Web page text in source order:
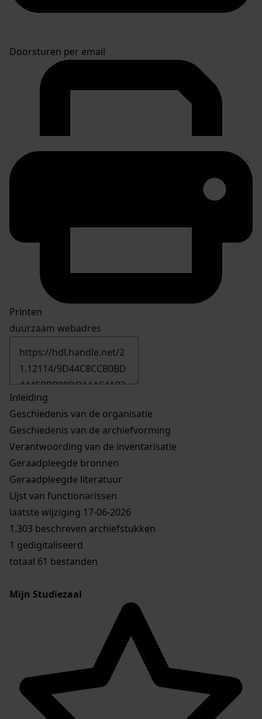
Doorsturen per email
Printen
duurzaam webadres
Inleiding
Geschiedenis van de organisatie
Geschiedenis van de archiefvorming
Verantwoording van de inventarisatie
Geraadpleegde bronnen
Geraadpleegde literatuur
Lijst van functionarissen
laatste wijziging 17-06-2026
1.303 beschreven archiefstukken
1 gedigitaliseerd
totaal 61 bestanden
Mijn Studiezaal